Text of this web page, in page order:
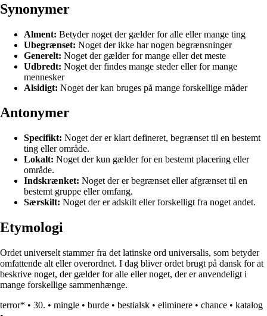
Synonymer
Alment: Betyder noget der gælder for alle eller mange ting
Ubegrænset: Noget der ikke har nogen begrænsninger
Generelt: Noget der gælder for mange eller det meste
Udbredt: Noget der findes mange steder eller for mange
mennesker
Alsidigt: Noget der kan bruges på mange forskellige måder
Antonymer
Specifikt: Noget der er klart defineret, begrænset til en bestemt
ting eller område.
Lokalt: Noget der kun gælder for en bestemt placering eller
område.
Indskrænket: Noget der er begrænset eller afgrænset til en
bestemt gruppe eller omfang.
Særskilt: Noget der er adskilt eller forskelligt fra noget andet.
Etymologi
Ordet universelt stammer fra det latinske ord universalis, som betyder
omfattende alt eller overordnet. I dag bliver ordet brugt på dansk for at
beskrive noget, der gælder for alle eller noget, der er anvendeligt i
mange forskellige sammenhænge.
terror* • 30. • mingle • burde • bestialsk • eliminere • chance • katalog